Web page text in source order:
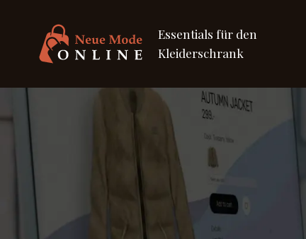
Essentials für den
Kleiderschrank